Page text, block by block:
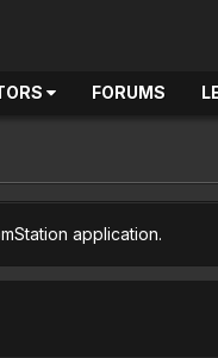
FORUMS
application.